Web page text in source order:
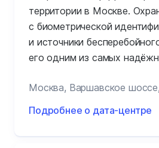
территории в Москве.
с биометрической
и источники
его одним из самых
Москва, Варшавское
Подробнее о дата-центре